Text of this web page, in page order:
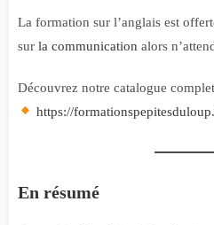
La formation sur l’anglais est
sur la communication alors
Découvrez notre catalogue
https://
En résumé